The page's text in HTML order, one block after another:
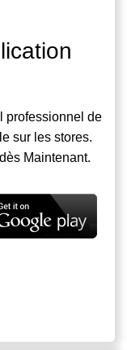
professionnel de
sur les stores.
Maintenant.